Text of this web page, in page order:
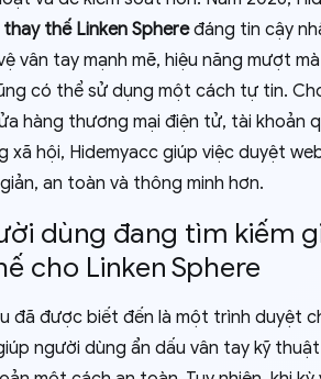
thế Linken Spheređáng tin cậy
vân tay mạnh mẽ, hiệu năng mượt
có thể sử dụng một cách tự tin.
hàng thương mại điện tử, tài khoản
xã hội, Hidemyacc giúp việc duyệt
an toàn và thông minh hơn.
dùng đang tìm kiếm
cho Linken Sphere
đã được biết đến là một trình duyệt
người dùng ẩn dấu vân tay kỹ